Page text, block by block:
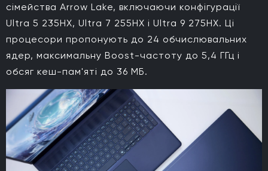
сімейства Arrow Lake, включаючи конфігурації
Ultra 5 235HX, Ultra 7 255HX і Ultra 9 275HX. Ці
процесори пропонують до 24 обчислювальних
ядер, максимальну Boost-частоту до 5,4 ГГц і
обсяг кеш-пам'яті до 36 МБ.